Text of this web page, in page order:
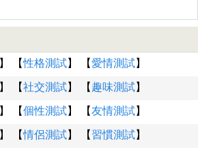
】 【性格測試】 【愛情測試】
】 【社交測試】 【 趣味測試】
】 【個性測試】 【友情測試】
】 【情侶測試】 【 習慣測試】